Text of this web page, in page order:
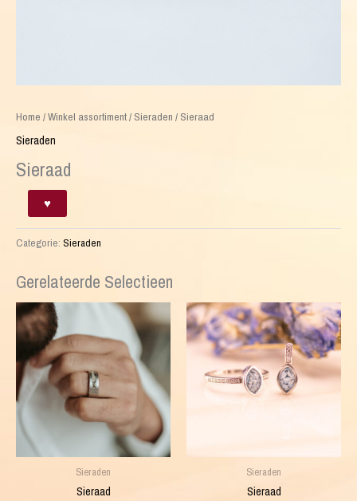
Home /Winkel assortiment/ Sieraden / Sieraad
Sieraden
Sieraad
Sieraad
aantal
♥
Categorie: Sieraden
Gerelateerde Selectieen
Sieraden
Sieraad
Sieraden
Sieraad